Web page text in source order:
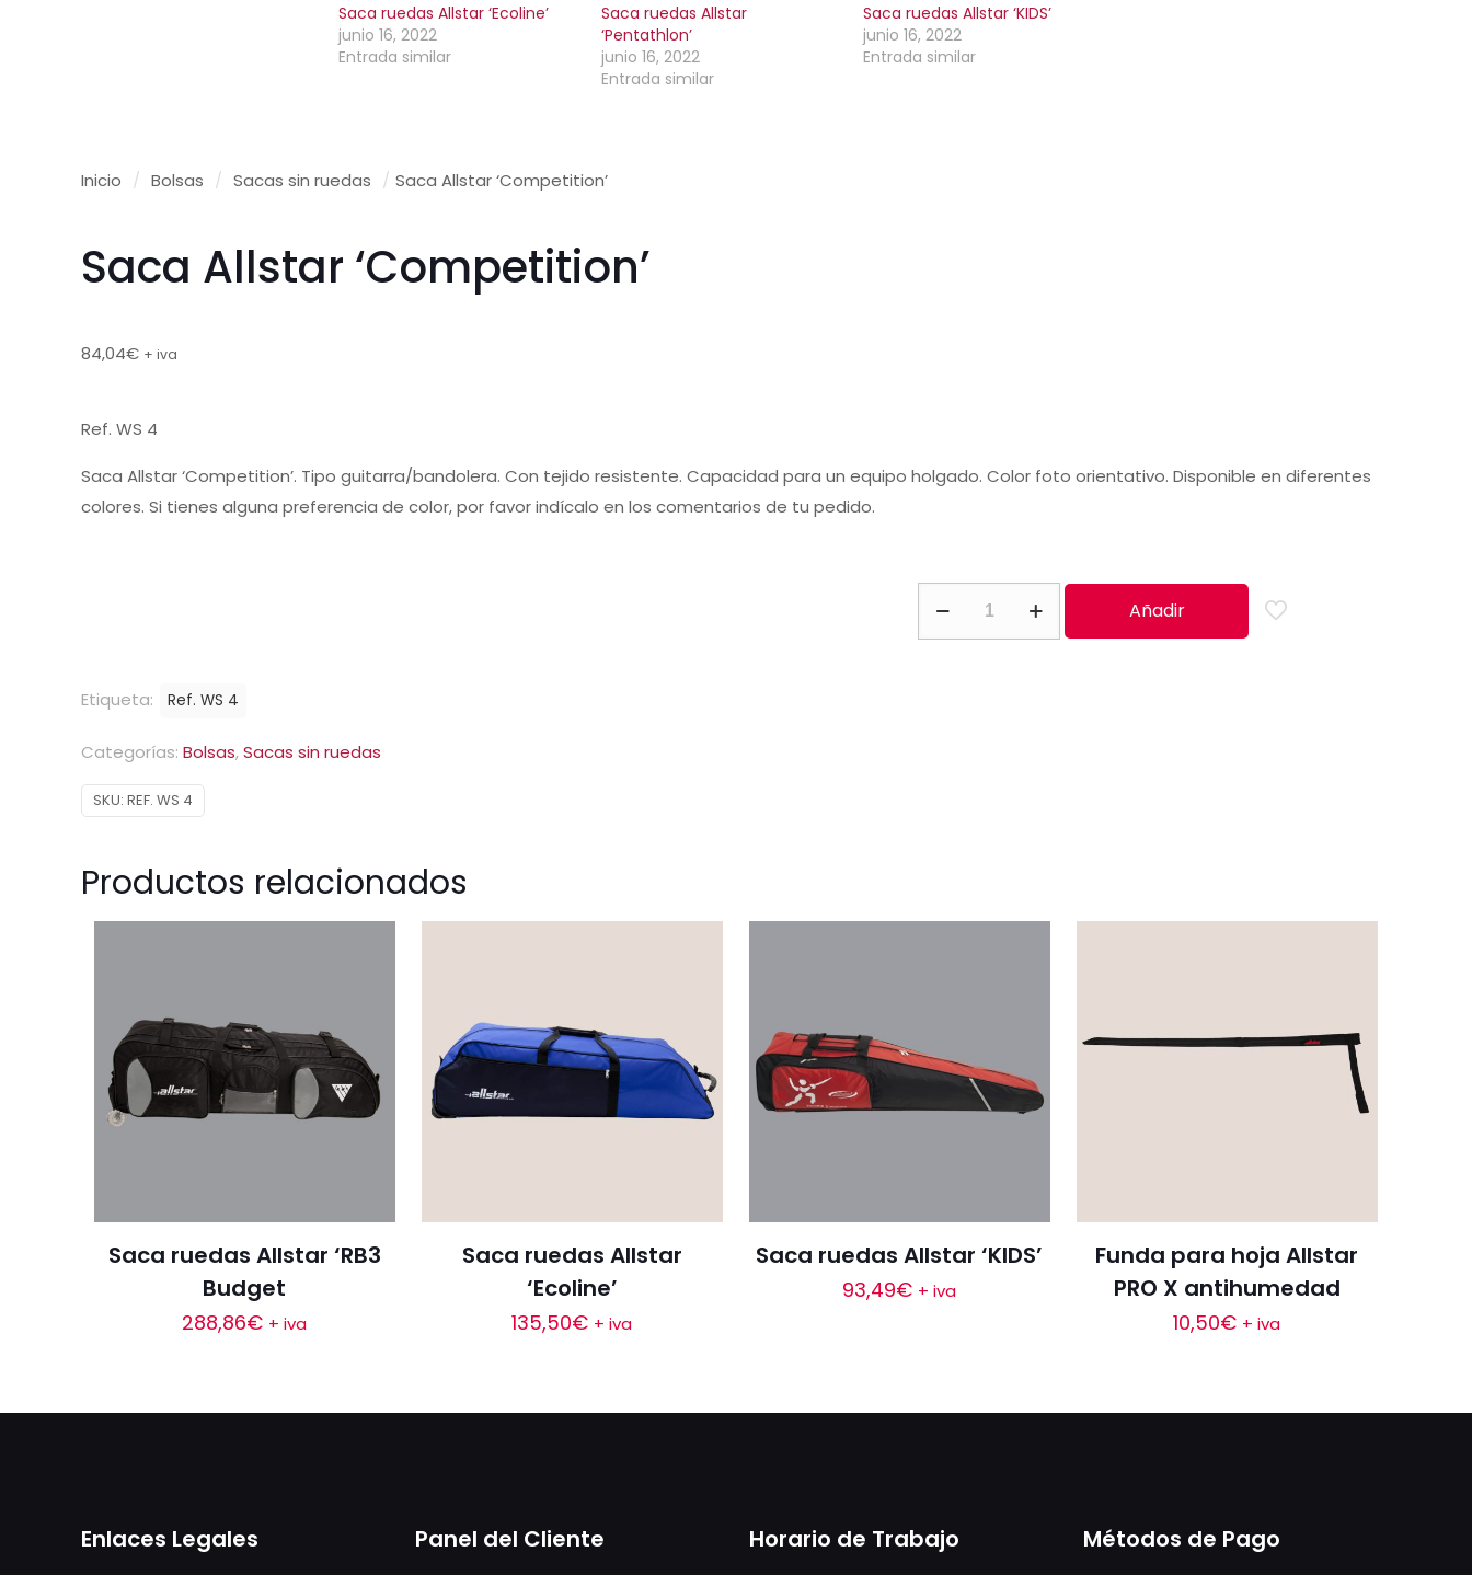
Saca ruedas Allstar ‘Ecoline’
junio 16, 2022
Entrada similar
Saca ruedas Allstar
‘Pentathlon’
junio 16, 2022
Entrada similar
Saca ruedas Allstar ‘KIDS’
junio 16, 2022
Entrada similar
Inicio / Bolsas / Sacas sin ruedas / Saca Allstar ‘Competition’
Saca Allstar ‘Competition’
84,04€ + iva
Ref. WS 4
Saca Allstar ‘Competition’. Tipo guitarra/bandolera. Con tejido resistente. Capacidad para un equipo holgado. Color foto orientativo. Disponible en diferentes
colores. Si tienes alguna preferencia de color, por favor indícalo en los comentarios de tu pedido.
Añadir
Etiqueta: Ref. WS 4
Categorías: Bolsas,Sacas sin ruedas
SKU: REF. WS 4
Productos relacionados
Saca ruedas Allstar ‘RB3
Budget
288,86€ + iva
Saca ruedas Allstar
‘Ecoline’
135,50€ + iva
Saca ruedas Allstar ‘KIDS’
93,49€ + iva
Funda para hoja Allstar
PRO X antihumedad
10,50€ + iva
Enlaces Legales Panel del Cliente Horario de Trabajo Métodos de Pago